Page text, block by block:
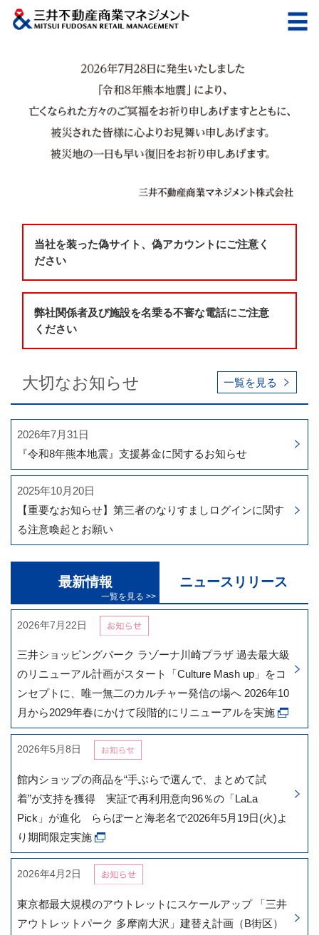
当社を装った偽サイト、偽アカウントにご注意く
ださい
弊社関係者及び施設を名乗る不審な電話にご注意
ください
大切なお知らせ 一覧を見る
2026年7月31日
『令和8年熊本地震』支援募金に関するお知らせ
2025年10月20日
【重要なお知らせ】第三者のなりすましログインに関す
る注意喚起とお願い
最新情報 ニュースリリース
2026年7月22日
三井ショッピングパーク ラゾーナ川崎プラザ 過去最大級
のリニューアル計画がスタート「Culture Mash up」をコ
ンセプトに、唯一無二のカルチャー発信の場へ 2026年10
月から2029年春にかけて段階的にリニューアルを実施
2026年5月8日
館内ショップの商品を“手ぶらで選んで、まとめて試
着”が支持を獲得 実証で再利用意向96％の「LaLa
Pick」が進化 ららぽーと海老名で2026年5月19日(火)よ
り期間限定実施
2026年4月2日
東京都最大規模のアウトレットにスケールアップ 「三井
アウトレットパーク 多摩南大沢」建替え計画（B街区）